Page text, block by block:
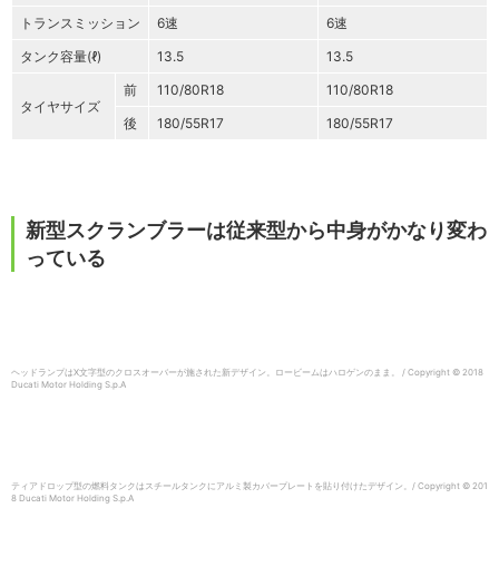
トランスミッション 6速
6速
タンク容量(ℓ)
13.5 13.5
タイヤサイズ
前 110/80R18
110/80R18
後
180/55R17 180/55R17
新型スクランブラーは従来型から中身がかなり変わ
っている
ヘッドランプはX文字型のクロスオーバーが施された新デザイン。ロービームはハロゲンのまま。 / Copyright © 2018
Ducati Motor Holding S.p.A
ティアドロップ型の燃料タンクはスチールタンクにアルミ製カバープレートを貼り付けたデザイン。/ Copyright © 201
8 Ducati Motor Holding S.p.A